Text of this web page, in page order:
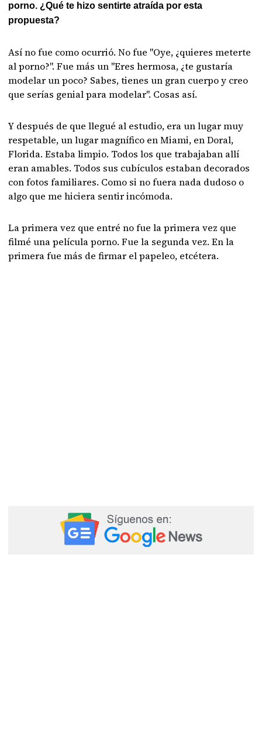
porno. ¿Qué te hizo sentirte atraída por esta
propuesta?
Así no fue como ocurrió. No fue "Oye, ¿quieres meterte
al porno?". Fue más un "Eres hermosa, ¿te gustaría
modelar un poco? Sabes, tienes un gran cuerpo y creo
que serías genial para modelar". Cosas así.
Y después de que llegué al estudio, era un lugar muy
respetable, un lugar magnífico en Miami, en Doral,
Florida. Estaba limpio. Todos los que trabajaban allí
eran amables. Todos sus cubículos estaban decorados
con fotos familiares. Como si no fuera nada dudoso o
algo que me hiciera sentir incómoda.
La primera vez que entré no fue la primera vez que
filmé una película porno. Fue la segunda vez. En la
primera fue más de firmar el papeleo, etcétera.